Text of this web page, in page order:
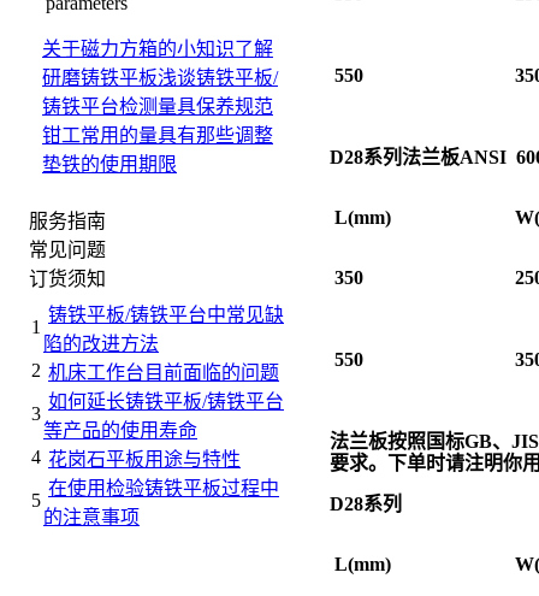
关于磁力方箱的小知识了解
研磨铸铁平板浅谈铸铁平板/
铸铁平台检测量具保养规范
钳工常用的量具有那些调整
垫铁的使用期限
服务指南
常见问题
订货须知
1
铸铁平板/铸铁平台中常见缺
陷的改进方法
2 机床工作台目前面临的问题
3
如何延长铸铁平板/铸铁平台
等产品的使用寿命
4 花岗石平板用途与特性
5
在使用检验铸铁平板过程中
的注意事项
550
D28系列法兰板ANSI
L(mm)
350
550
法兰板按照国标GB、 JIS
要求。下单时请注明你
D28系列
L(mm)